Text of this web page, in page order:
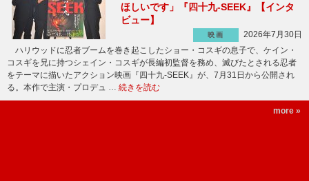
ほしいです」『四十九-SEEK』【インタ
ビュー】
映画
2026年7月30日
ハリウッドに忍者ブームを巻き起こしたショー・コスギの息子で、ケイン・
コスギを兄に持つシェイン・コスギが長編初監督を務め、滅びたとされる忍者
をテーマに描いたアクション映画『四十九-SEEK』が、7月31日から公開され
る。本作で主演・プロデュ … 続きを読む
more »